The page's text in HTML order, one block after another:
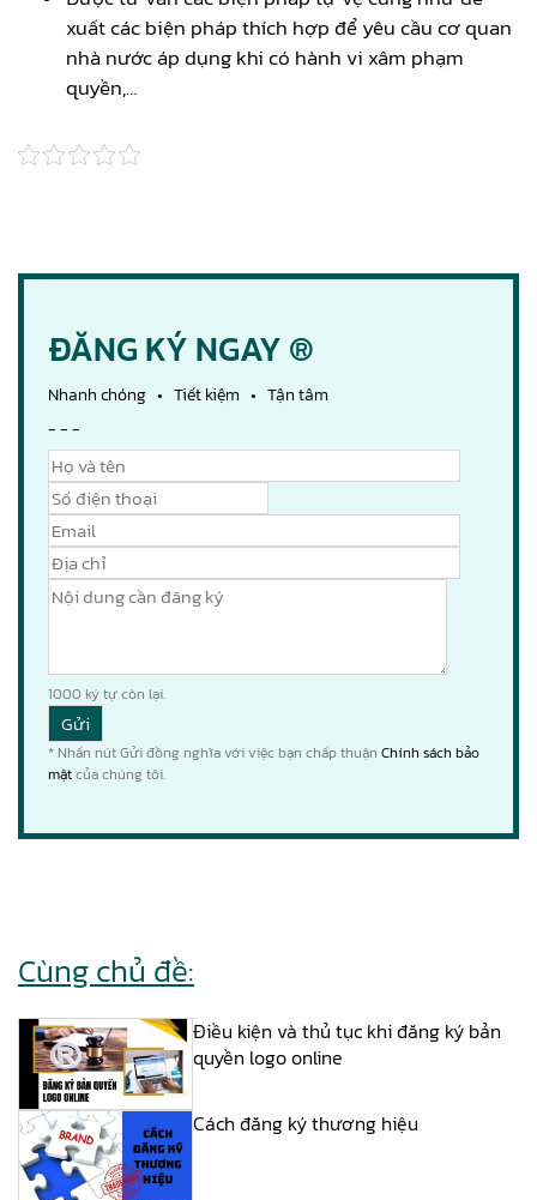
xuất các biện pháp thích hợp để yêu cầu cơ quan
nhà nước áp dụng khi có hành vi xâm phạm
quyền,…
ĐĂNG KÝ NGAY ®
Nhanh chóng • Tiết kiệm • Tận tâm
- - -
1000 ký tự còn lại.
* Nhấn nút Gửi đồng nghĩa với việc bạn chấp thuận Chính sách bảo
mậtcủa chúng tôi.
Cùng chủ đề:
Điều kiện và thủ tục khi đăng ký bản
quyền logo online
Cách đăng ký thương hiệu